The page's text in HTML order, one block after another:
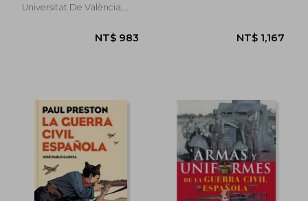
Universitat De València,
NT$ 983 NT$